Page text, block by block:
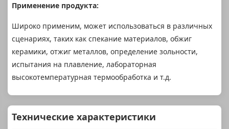
Применение продукта:
Широко применим, может использоваться в различных
сценариях, таких как спекание материалов, обжиг
керамики, отжиг металлов, определение зольности,
испытания на плавление, лабораторная
высокотемпературная термообработка и т.д.
Технические характеристики